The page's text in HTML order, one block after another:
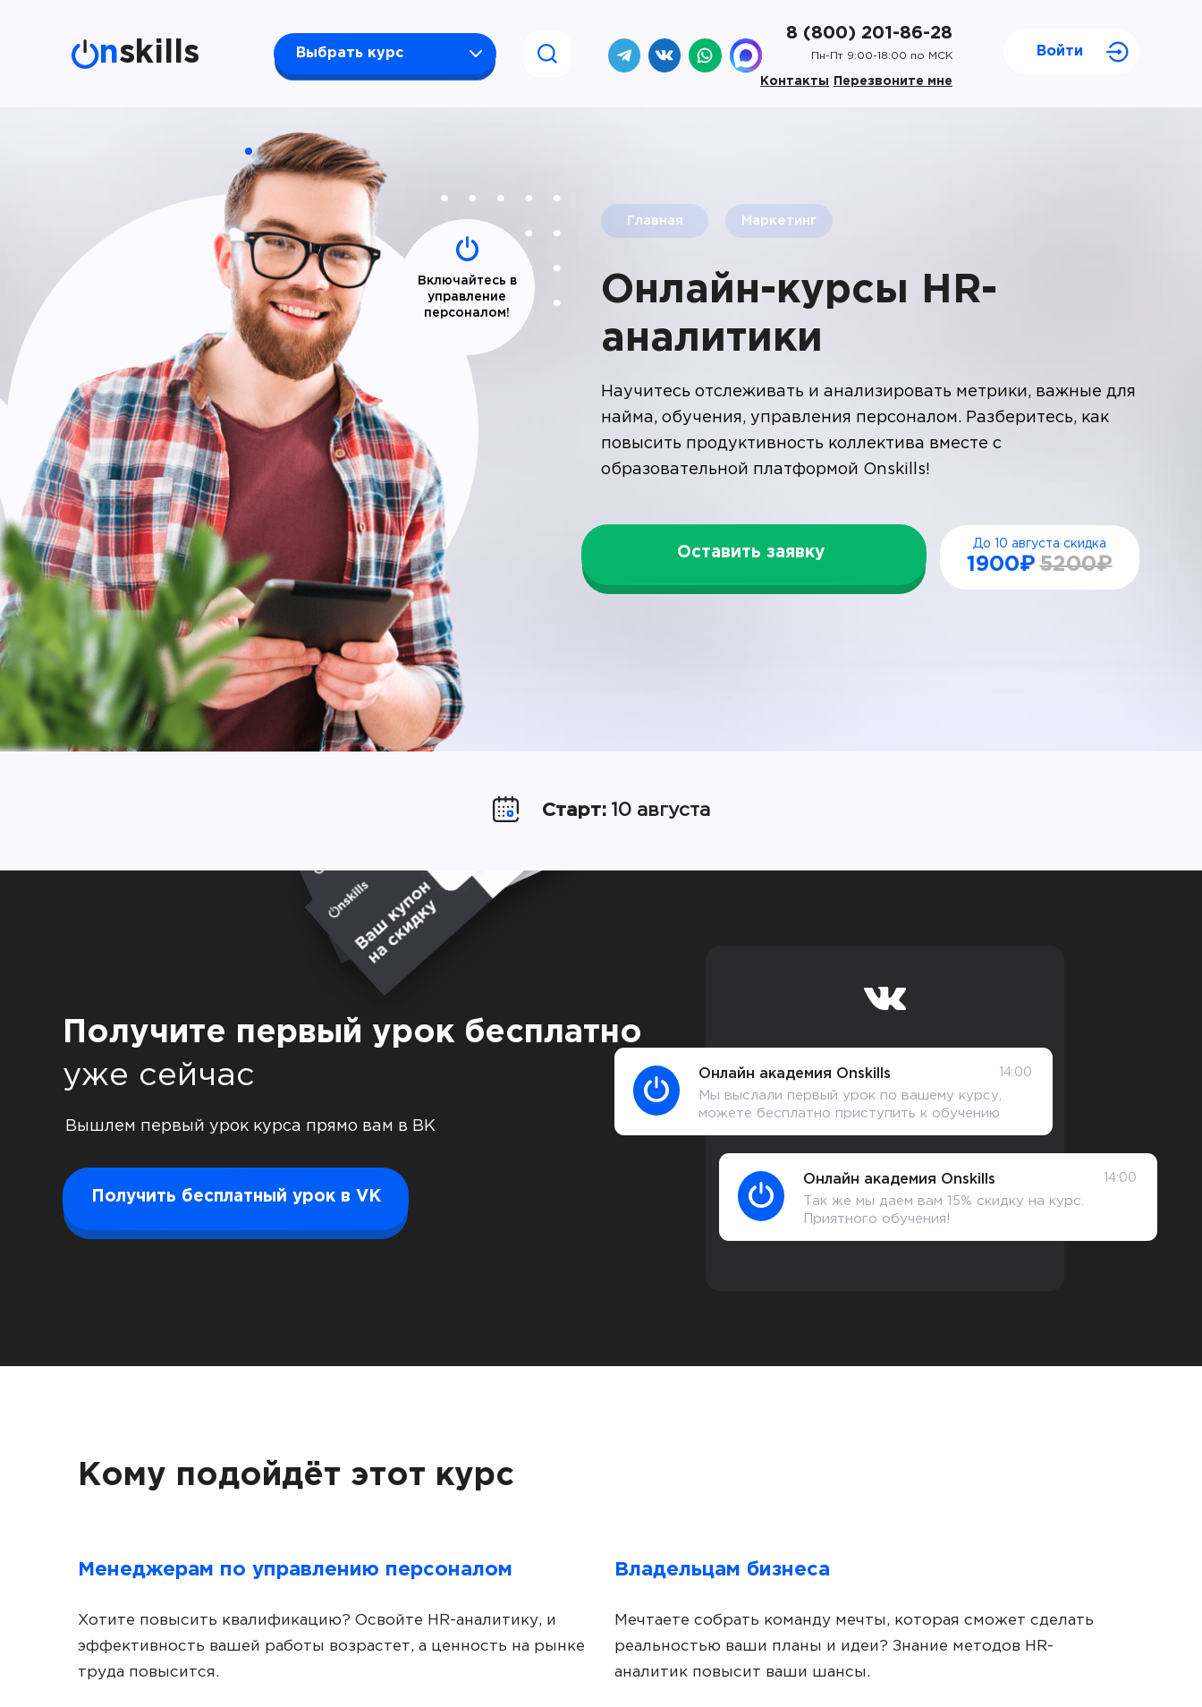
nskills Выбрать курс
8 (800) 201-86-28
Пн-Пт 9:00-18:00 по МСК
Контакты Перезвоните мне
Войти
Включайтесь в
управление
персоналом!
Главная Маркетинг
Онлайн-курсы HR-
аналитики
Научитесь отслеживать и анализировать метрики, важные для
найма, обучения, управления персоналом. Разберитесь, как
повысить продуктивность коллектива вместе с
образовательной платформой Onskills!
Оставить заявку
До 10 августа скидка
1900₽ 5200₽
Старт: 10 августа
Получите первый урок бесплатно
уже сейчас
Вышлем первый урок курса прямо вам в ВК
Получить бесплатный урок в VK
Онлайн академия Onskills 14:00
Мы выслали первый урок по вашему курсу,
можете бесплатно приступить к обучению
Онлайн академия Onskills 14:00
Так же мы даем вам 15% скидку на курс.
Приятного обучения!
Кому подойдёт этот курс
Менеджерам по управлению персоналом
Хотите повысить квалификацию? Освойте HR-аналитику, и
эффективность вашей работы возрастет, а ценность на рынке
труда повысится.
Владельцам бизнеса
Мечтаете собрать команду мечты, которая сможет сделать
реальностью ваши планы и идеи? Знание методов HR-
аналитик повысит ваши шансы.